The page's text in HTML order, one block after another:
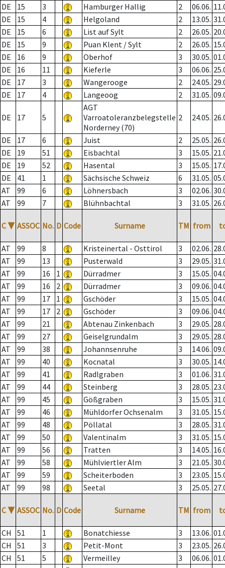
DE
15 3 Hamburger Hallig 2 06.06.
DE
15 4 Helgoland 2 13.05.
DE
15 6 List auf Sylt 2 26.05.
DE
15 9 Puan Klent / Sylt 2 26.05.
DE
16 9 Oberhof 3 30.05.
DE
16 11 Kieferle 3 06.06.
DE
17 3 Wangerooge 2 24.05.
DE
17 4 Langeoog 2 31.05.
DE 17 5
AGT
Varroatoleranzbelegstelle
Norderney (70)
2 24.05.
DE 17 6 Juist 2 25.05.
DE
19 51 Eisbachtal 3 15.05.
DE
19 52 Hasental 3 15.05.
DE
41 1 Sächsische Schweiz 6 31.05.
AT
99 6 Löhnersbach 3 02.06.
AT
99 7 Blühnbachtal 3 31.05.
C ▼ ASSOC No. D Code Surname TM from
AT 99 8 Kristeinertal - Osttirol 3 02.06.
AT
99 13 Pusterwald 3 29.05.
AT
99 16 1 Dürradmer 3 15.05.
AT
99 16 2 Dürradmer 3 09.06.
AT
99 17 1 Gschöder 3 15.05.
AT
99 17 2 Gschöder 3 09.06.
AT
99 21 Abtenau Zinkenbach 3 29.05.
AT
99 27 Geiselgrundalm 3 29.05.
AT
99 38 Johannsenruhe 3 14.06.
AT
99 40 Kocnatal 3 30.05.
AT
99 41 Radlgraben 3 01.06.
AT
99 44 Steinberg 3 28.05.
AT
99 45 Gößgraben 3 15.05.
AT
99 46 Mühldorfer Ochsenalm 3 31.05.
AT
99 48 Pöllatal 3 28.05.
AT
99 50 Valentinalm 3 31.05.
AT
99 56 Tratten 3 14.05.
AT
99 58 Mühlviertler Alm 3 21.05.
AT
99 59 Scheiterboden 3 23.05.
AT
99 98 Seetal 3 25.05.
C ▼ ASSOC No. D Code Surname TM from
CH 51 1 Bonatchiesse 3 13.06.
CH
51 3 Petit-Mont 3 23.05.
CH
51 5 Vermeilley 3 06.06.